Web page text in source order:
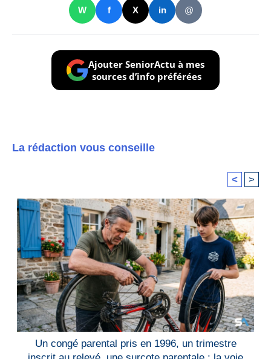
W f X in @
Ajouter SeniorActu à mes
sources d’info préférées
La rédaction vous conseille
< >
Un congé parental pris en 1996, un trimestre